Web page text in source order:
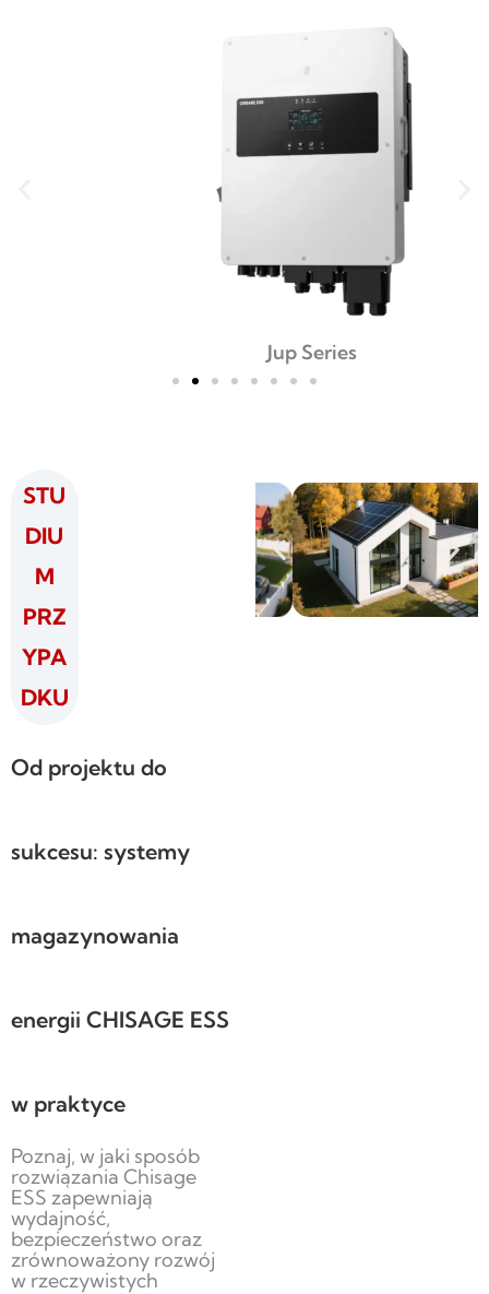
Jup Series
STU
DIU
M
PRZ
YPA
DKU
Od projektu do
sukcesu: systemy
magazynowania
energii CHISAGE ESS
w praktyce
Poznaj, w jaki sposób
rozwiązania Chisage
ESS zapewniają
wydajność,
bezpieczeństwo oraz
zrównoważony rozwój
w rzeczywistych